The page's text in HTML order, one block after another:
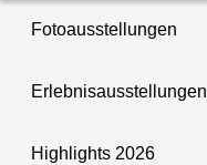
Fotoausstellungen
Erlebnisausstellungen
Highlights 2026